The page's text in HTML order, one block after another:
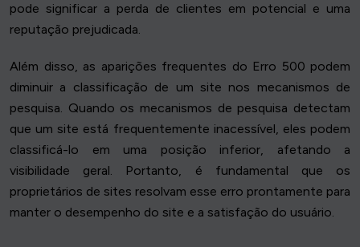
pode significar a perda de clientes em potencial e uma
reputação prejudicada.
Além disso, as aparições frequentes do Erro 500 podem
diminuir a classificação de um site nos mecanismos de
pesquisa. Quando os mecanismos de pesquisa detectam
que um site está frequentemente inacessível, eles podem
classificá-lo em uma posição inferior, afetando a
visibilidade geral. Portanto, é fundamental que os
proprietários de sites resolvam esse erro prontamente para
manter o desempenho do site e a satisfação do usuário.